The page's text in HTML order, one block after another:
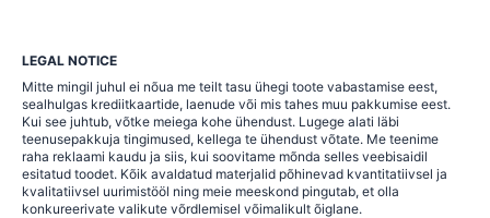
LEGAL NOTICE
Mitte mingil juhul ei nõua me teilt tasu ühegi toote vabastamise eest,
sealhulgas krediitkaartide, laenude või mis tahes muu pakkumise eest.
Kui see juhtub, võtke meiega kohe ühendust. Lugege alati läbi
teenusepakkuja tingimused, kellega te ühendust võtate. Me teenime
raha reklaami kaudu ja siis, kui soovitame mõnda selles veebisaidil
esitatud toodet. Kõik avaldatud materjalid põhinevad kvantitatiivsel ja
kvalitatiivsel uurimistööl ning meie meeskond pingutab, et olla
konkureerivate valikute võrdlemisel võimalikult õiglane.